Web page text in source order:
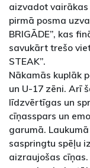
aizvadot
pirmā posma
BRIGĀDE”, kas
savukārt trešo
STEAK”.
Nākamās kuplāk
un U-17 zēni. Arī
līdzvērtīgas un
cīņasspars un
garumā.
saspringtu spēļu
aizraujošas